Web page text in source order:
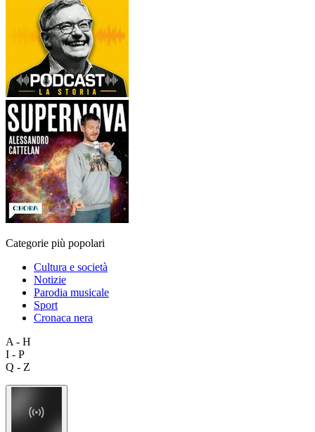
Categorie più popolari
Cultura e società
Notizie
Parodia musicale
Sport
Cronaca nera
A - H
I - P
Q - Z